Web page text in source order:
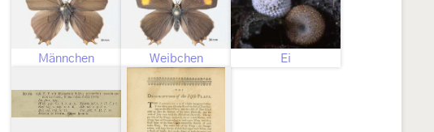
Männchen Weibchen Ei